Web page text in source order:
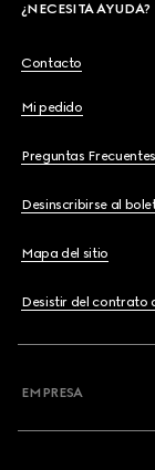
¿NECESITA AYUDA?
Contacto
Mi pedido
Preguntas Frecuentes
Desinscribirse al
Mapa del sitio
Desistir del contrato
EMPRESA